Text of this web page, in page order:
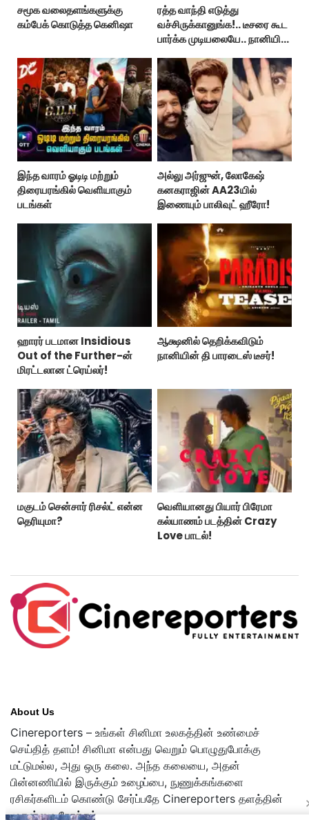
சமூக வலைதளங்களுக்கு
கம்பேக் கொடுத்த கெனிஷா
ரத்த வாந்தி எடுத்து
வச்சிருக்கானுங்க!.. டீசரை கூட
பார்க்க முடியலையே.. நானியின்
இந்த வாரம் ஓடிடி மற்றும்
திரையரங்கில் வெளியாகும்
படங்கள்
அல்லு அர்ஜுன், லோகேஷ்
கனகராஜின் AA23யில்
இணையும் பாலிவுட் ஹீரோ!
ஹாரர் படமான Insidious
Out of the Further-ன்
மிரட்டலான ட்ரெய்லர்!
ஆக்ஷனில் தெறிக்கவிடும்
நானியின் தி பாரடைஸ் டீசர்!
மகுடம் சென்சார் ரிசல்ட் என்ன
தெரியுமா?
வெளியானது பியார் பிரேமா
கல்யாணம் படத்தின் Crazy
Love பாடல்!
About Us
Cinereporters – உங்கள் சினிமா உலகத்தின் உண்மைச்
செய்தித் தளம்! சினிமா என்பது வெறும் பொழுதுபோக்கு
மட்டுமல்ல, அது ஒரு கலை. அந்த கலையை, அதன்
பின்னணியில் இருக்கும் உழைப்பை, நுணுக்கங்களை
ரசிகர்களிடம் கொண்டு சேர்ப்பதே Cinereporters தளத்தின்
முதன்மை நோக்கம்.